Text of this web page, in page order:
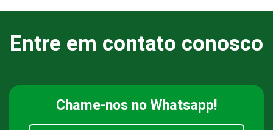
Entre em contato conosco
Chame-nos no Whatsapp!